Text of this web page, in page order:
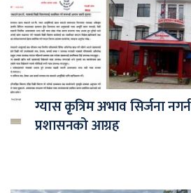
ग्यास कृत्रिम अभाव सिर्जना नगर्न
प्रशासनको आग्रह